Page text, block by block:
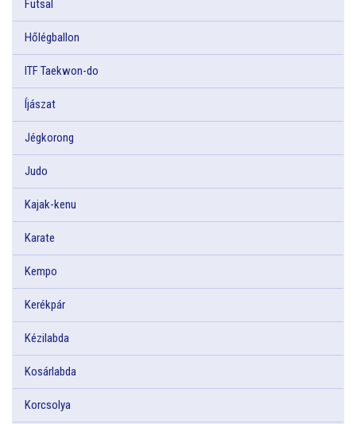
Futsal
Hőlégballon
ITF Taekwon-do
Íjászat
Jégkorong
Judo
Kajak-kenu
Karate
Kempo
Kerékpár
Kézilabda
Kosárlabda
Korcsolya